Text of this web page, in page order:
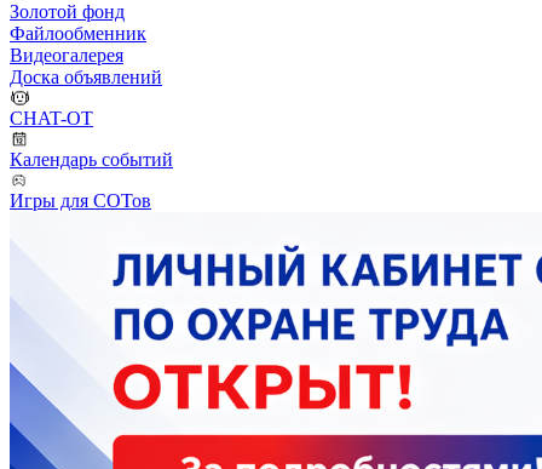
Золотой фонд
Файлообменник
Видеогалерея
Доска объявлений
CHAT-OT
Календарь событий
Игры для СОТов